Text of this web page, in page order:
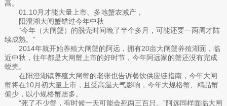
高。
01.10月才能大量上市、多地蟹农减产，
阳澄湖大闸蟹错过今年中秋
“今年（大闸蟹）的脱壳时间晚了半个多月，可能还要一两周才陆
续成熟。”
2014年就开始养殖大闸蟹的阿远，拥有20亩大闸蟹养殖湖面，临
近中秋，往年都是大闸蟹上市的好时节，今年阿远家的蟹还没有完成
蜕壳。
在阳澄湖镇养殖大闸蟹的老张也告诉餐饮供应链指南，今年大闸
蟹将在10月初大量上市，且受高温天气影响，今年大规格蟹、精品蟹
偏少，以小规格蟹居多。
“死了不少蟹，有时候一天可能会死两三百只。”阿远同样面临大闸